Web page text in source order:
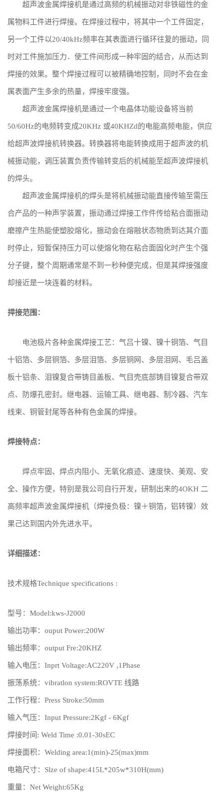
超声波金属焊接机是通过高频的机械振动对非铁磁性的金
属物料工件进行焊接。在焊接过程中，将其中一个工件固定，
另一个工件以20/40kHz频率在其表面进行循环往复的振动，同
时对工件施加压力．使工件间形成一种牢固的结合，从而达到
焊接的效果。整个焊接过程可以被精确地控制，同时不会在金
属表面产生多余的热量，焊接牢度强。
超声波金属焊接机是通过一个电晶体功能设备将当前
50/60Hz的电频转变成20KHz 或40KHZd的电能高频电能，供应
给超声波焊接机转换器。转换器将电能转换成用于超声波的机
械振动能，调压装置负责传输转变后的机械能至超声波焊接机
的焊头。
超声波金属焊接机的焊头是将机械振动能直接传输至需压
合产品的一种声学装置，振动通过焊接工作件传给粘合面振动
磨擦产生热能使塑胶熔化，振动会在熔融状态物质到达其介面
时停止，短暂保持压力可以使熔化物在粘合面固化时产生个强
分子键，整个周期通常是不到一秒种便完成，但是其焊接强度
却接近是一块连着的材料。
捍接范围：
电池极片各种金属焊接工艺：气吕十镍、镍十铜箔、气目
十铝箔、多层铜箔、多层泪箔、多层铜网、多层泪网、毛吕盖
板十铝条、泪镍复合带铸目盖板、气目壳底部铸目镍复合带双
点、防爆孔密封。继电器、运输工具、继电器、制冷器、汽车
线束、铜管封尾等各种有色金属的焊接。
焊接特点：
焊点牢固、焊点内阻小、无氧化痕迹、速度快、美观、安
全、操作方便，特别是我公司自行开发，研制出来的4OKH 二
高频率超声波金属焊接机（焊接负极：镍＋铜箔，铝转镍）效
果己达到国内外先进水平。
详细描述：
技术规格Technique specifications :
型号：Model:kws-J2000
输出功率：ouput Power:200W
输出频率：output Fre:20KHZ
输入电压：Inprt Voltage:AC220V ,1Phase
振荡系统：vibratlon system:ROVTE 线路
工作行程：Press Stroke:50mm
输入气压：Input Pressure:2Kgf - 6Kgf
焊接时间: Weld Time :0.01-30sEC
焊接面积：Welding area:1(min)-25(max)mm
电箱尺寸：Slze of shape:415L*205w*310H(mm)
重量：Net Weight:65Kg